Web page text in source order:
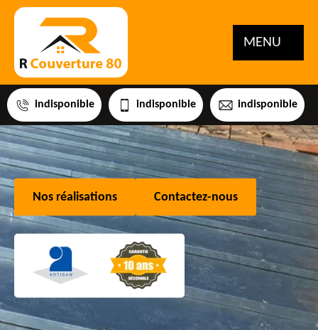
MENU
indisponible indisponible indisponible
Nos réalisations Contactez-nous